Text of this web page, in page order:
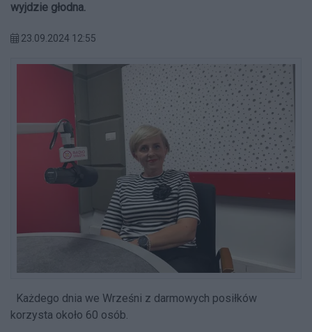
wyjdzie głodna.
23.09.2024 12:55
Każdego dnia we Wrześni z darmowych posiłków
korzysta około 60 osób.